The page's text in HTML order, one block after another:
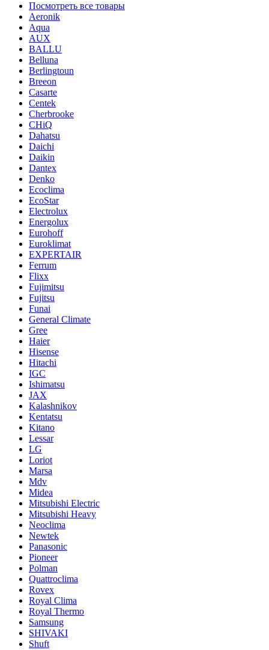
Посмотреть все товары
Aeronik
Aqua
AUX
BALLU
Belluna
Berlingtoun
Breeon
Casarte
Centek
Cherbrooke
CHiQ
Dahatsu
Daichi
Daikin
Dantex
Denko
Ecoclima
EcoStar
Electrolux
Energolux
Eurohoff
Euroklimat
EXPERTAIR
Ferrum
Flixx
Fujimitsu
Fujitsu
Funai
General Climate
Gree
Haier
Hisense
Hitachi
IGC
Ishimatsu
JAX
Kalashnikov
Kentatsu
Kitano
Lessar
LG
Loriot
Marsa
Mdv
Midea
Mitsubishi Electric
Mitsubishi Heavy
Neoclima
Newtek
Panasonic
Pioneer
Polman
Quattroclima
Rovex
Royal Clima
Royal Thermo
Samsung
SHIVAKI
Shuft